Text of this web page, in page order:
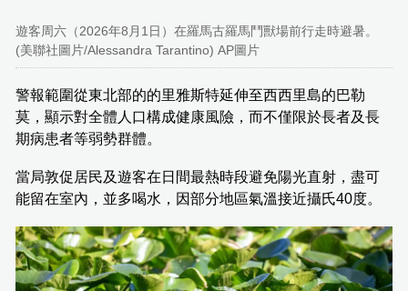
遊客周六（2026年8月1日）在羅馬古羅馬鬥獸場前行走時避暑。
(美聯社圖片/Alessandra Tarantino) AP圖片
警報範圍從東北部的的里雅斯特延伸至西西里島的巴勒
莫，顯示對全體人口構成健康風險，而不僅限於長者及長
期病患者等弱勢群體。
當局敦促居民及遊客在日間最熱時段避免陽光直射，盡可
能留在室內，並多喝水，因部分地區氣溫接近攝氏40度。